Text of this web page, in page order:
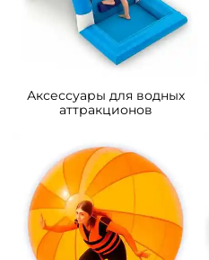
A-104313 Водная труба
аттракцион «Огненный
ПВХ, 2,4×2,2×2,2 м
Узнать цену